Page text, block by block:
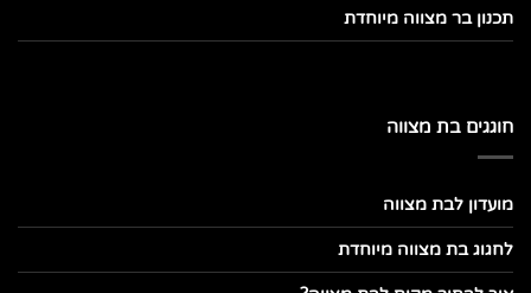
תכנון בר מצווה מיוחדת
חוגגים בת מצווה
מועדון לבת מצווה
לחגוג בת מצווה מיוחדת